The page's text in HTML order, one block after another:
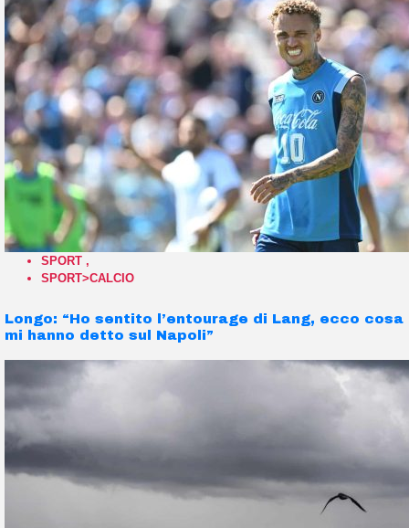
SPORT ,
SPORT>CALCIO
Longo: “Ho sentito l’entourage di Lang, ecco cosa
mi hanno detto sul Napoli”